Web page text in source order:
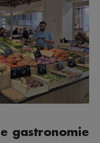
gastronomie